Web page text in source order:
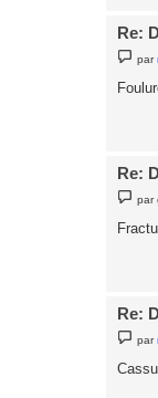
Re:
e
s
par
Re:
e
s
par
Re:
e
s
par